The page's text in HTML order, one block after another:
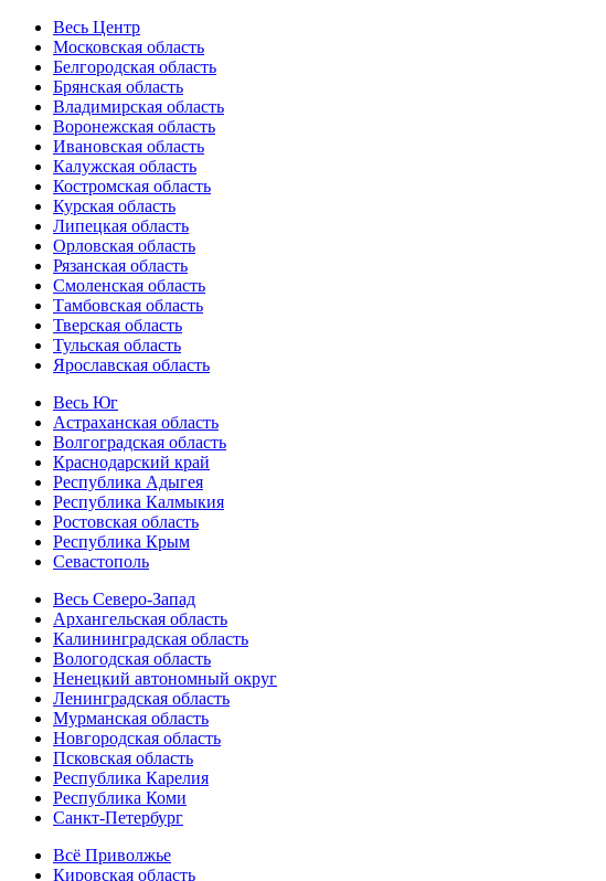
Весь Центр
Московская область
Белгородская область
Брянская область
Владимирская область
Воронежская область
Ивановская область
Калужская область
Костромская область
Курская область
Липецкая область
Орловская область
Рязанская область
Смоленская область
Тамбовская область
Тверская область
Тульская область
Ярославская область
Весь Юг
Астраханская область
Волгоградская область
Краснодарский край
Республика Адыгея
Республика Калмыкия
Ростовская область
Республика Крым
Севастополь
Весь Северо-Запад
Архангельская область
Калининградская область
Вологодская область
Ненецкий автономный округ
Ленинградская область
Мурманская область
Новгородская область
Псковская область
Республика Карелия
Республика Коми
Санкт-Петербург
Всё Приволжье
Кировская область